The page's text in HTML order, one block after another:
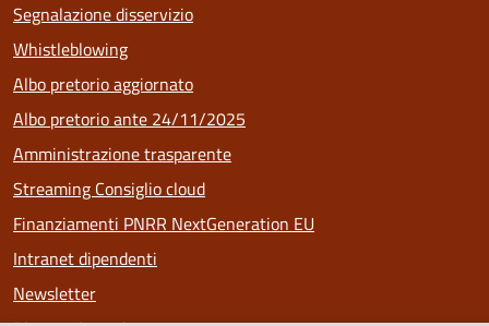
Segnalazione disservizio
Whistleblowing
Albo pretorio aggiornato
Albo pretorio ante 24/11/2025
Amministrazione trasparente
Streaming Consiglio cloud
Finanziamenti PNRR NextGeneration EU
Intranet dipendenti
Newsletter